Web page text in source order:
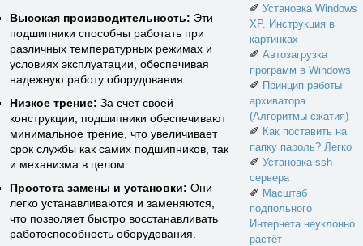
Высокая производительность: Эти
подшипники способны работать при
различных температурных режимах и
условиях эксплуатации, обеспечивая
надежную работу оборудования.
Низкое трение: За счет своей
конструкции, подшипники обеспечивают
минимальное трение, что увеличивает
срок службы как самих подшипников, так
и механизма в целом.
Простота замены и установки: Они
легко устанавливаются и заменяются,
что позволяет быстро восстанавливать
работоспособность оборудования.
✐ Установка Windows
XP. Инструкция в
картинках
✐ Автозагрузка
программ в Windows
✐ Принцип работы
архиватора
(Алгоритмы сжатия)
✐ Как поставить на
папку пароль? Легко
✐ Установка ssh-
сервера
✐ Масштаб
подпольного
Интернета неуклонно
растёт